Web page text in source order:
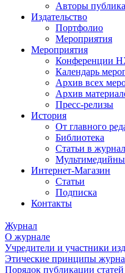
Авторы
Издательство
Портфолио
Мероприятия
Мероприятия
Конференции
Календарь
Архив всех
Архив
Пресс-релизы
История
От главного
Библиотека
Статьи в
Интернет-Магазин
Статьи
Подписка
Контакты
Журнал
О журнале
Учредители и участники
Этические принципы
Порядок публикации статей